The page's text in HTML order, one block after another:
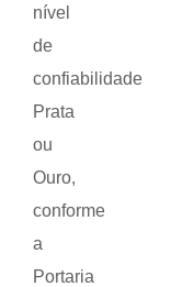
nível
de
confiabilidade
Prata
ou
Ouro,
conforme
a
Portaria